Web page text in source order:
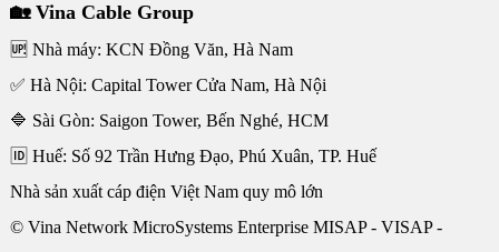
🏡 Vina Cable Group
🆙 Nhà máy: KCN Đồng Văn, Hà Nam
✅ Hà Nội: Capital Tower Cửa Nam, Hà Nội
🔷 Sài Gòn: Saigon Tower, Bến Nghé, HCM
🆔 Huế: Số 92 Trần Hưng Đạo, Phú Xuân, TP. Huế
Nhà sản xuất cáp điện Việt Nam quy mô lớn
© Vina Network MicroSystems Enterprise MISAP - VISAP -